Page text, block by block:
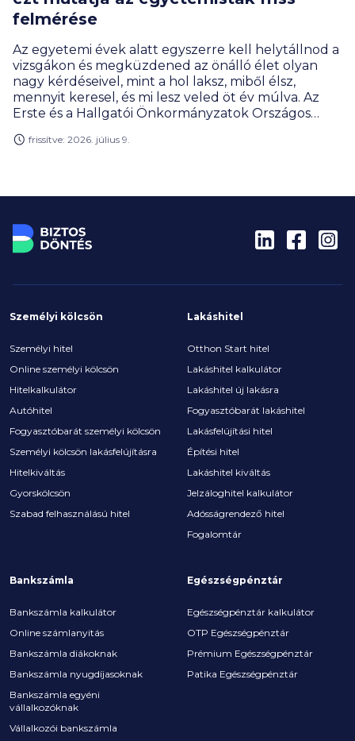
felmérése
Az egyetemi évek alatt egyszerre kell helytállnod a
vizsgákon és megküzdened az önálló élet olyan
nagy kérdéseivel, mint a hol laksz, miből élsz,
mennyit keresel, és mi lesz veled öt év múlva. Az
Erste és a Hallgatói Önkormányzatok Országos
felsőoktatásban tanuló fiatal bevonásával készült
meglepően bizakodó: tízből közel nyolcan arra
számítanak, hogy öt éven belül javul a pénzügyi
helyzetük.
frissítve: 2026. július 9.
Személyi kölcsön
Személyi hitel
Online személyi kölcsön
Hitelkalkulátor
Autóhitel
Fogyasztóbarát személyi kölcsön
Személyi kölcsön lakásfelújításra
Hitelkiváltás
Gyorskölcsön
Szabad felhasználású hitel
Lakáshitel
Otthon Start hitel
Lakáshitel kalkulátor
Lakáshitel új lakásra
Fogyasztóbarát lakáshitel
Lakásfelújítási hitel
Építési hitel
Lakáshitel kiváltás
Jelzáloghitel kalkulátor
Adósságrendező hitel
Fogalomtár
Bankszámla
Bankszámla kalkulátor
Online számlanyitás
Bankszámla diákoknak
Bankszámla nyugdíjasoknak
Bankszámla egyéni
vállalkozóknak
Vállalkozói bankszámla
Egészségpénztár
Egészségpénztár kalkulátor
OTP Egészségpénztár
Prémium Egészségpénztár
Patika Egészségpénztár